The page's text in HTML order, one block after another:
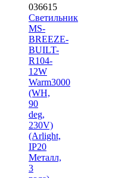
036615
Светильник
MS-
BREEZE-
BUILT-
R104-
12W
Warm3000
(WH,
90
deg,
230V)
(Arlight,
IP20
Металл,
3